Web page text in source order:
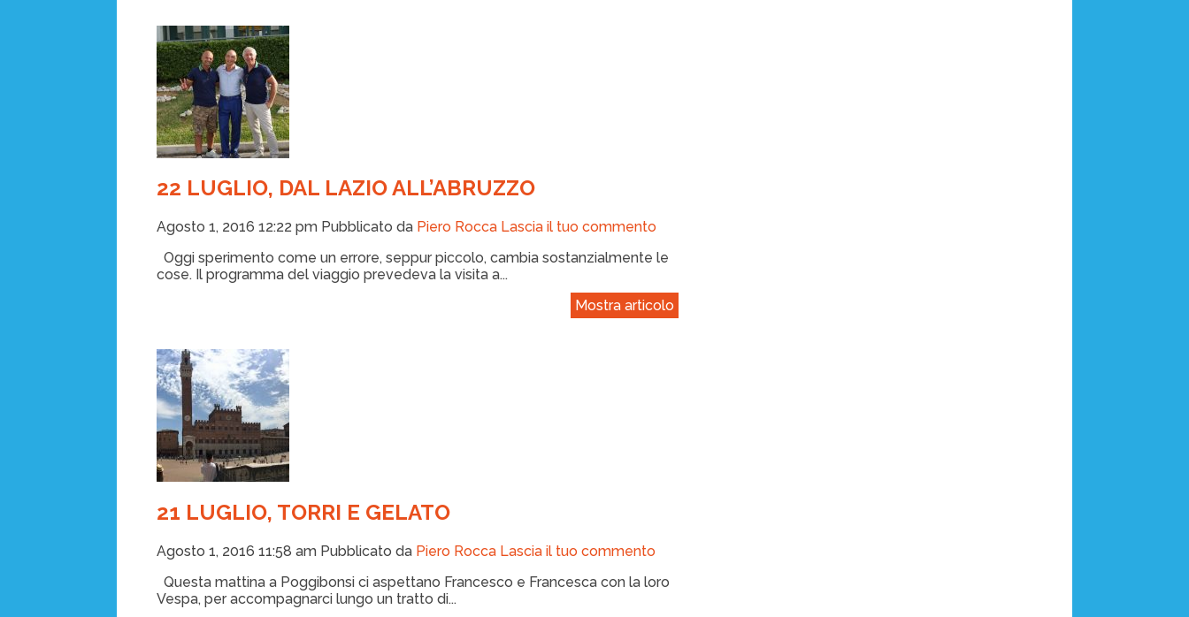
22 LUGLIO, DAL LAZIO ALL’ABRUZZO
Agosto 1, 2016 12:22 pm Pubblicato da Piero Rocca Lascia il tuo commento
Oggi sperimento come un errore, seppur piccolo, cambia sostanzialmente le
cose. Il programma del viaggio prevedeva la visita a...
Mostra articolo
21 LUGLIO, TORRI E GELATO
Agosto 1, 2016 11:58 am Pubblicato da Piero Rocca Lascia il tuo commento
Questa mattina a Poggibonsi ci aspettano Francesco e Francesca con la loro
Vespa, per accompagnarci lungo un tratto di...